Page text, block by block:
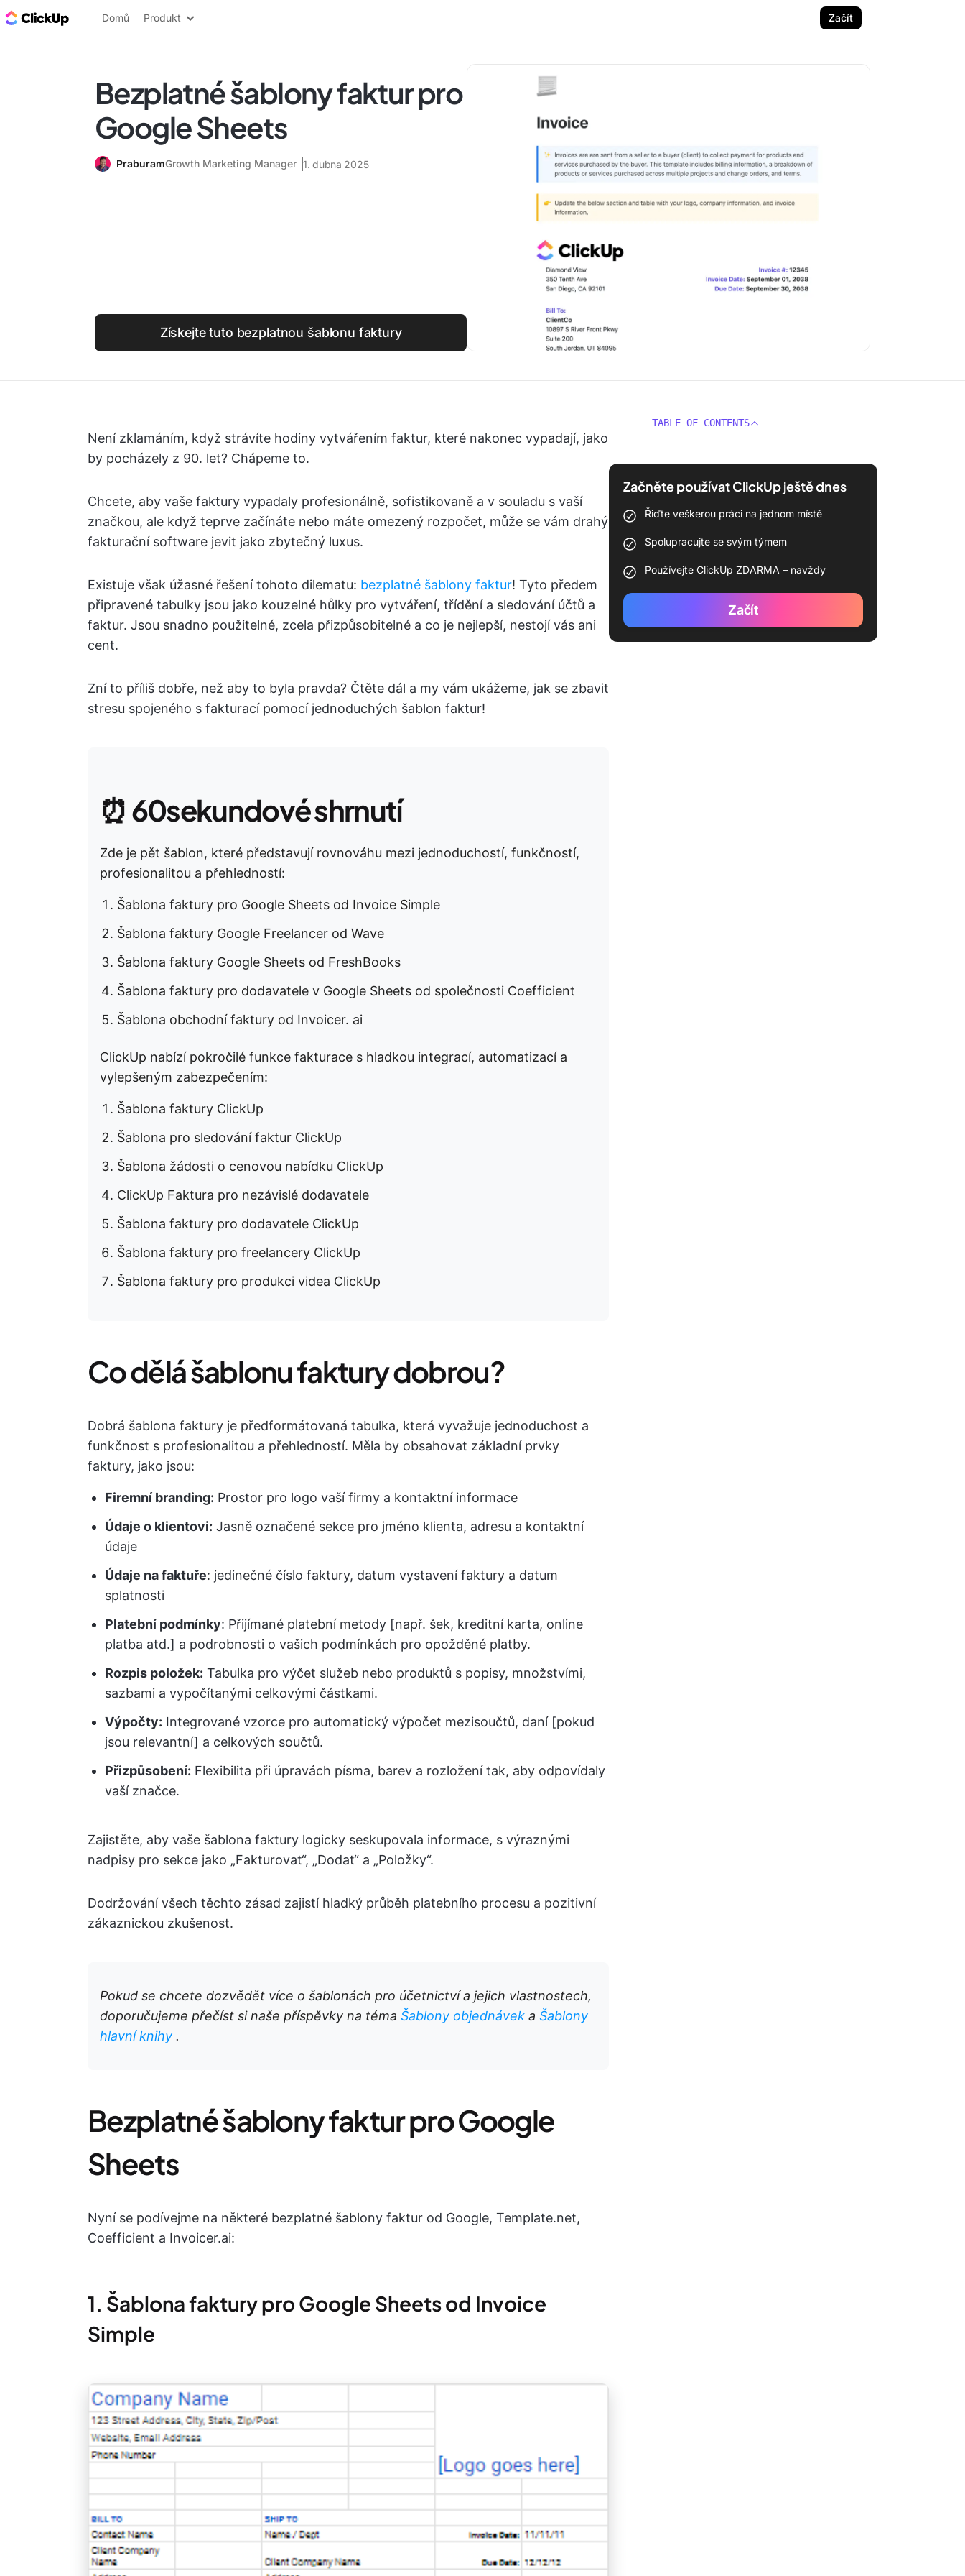
ClickUp blog
Domů Produkt Začít
Bezplatné šablony faktur pro
Google Sheets
PraburamGrowth Marketing Manager 1. dubna 2025
Získejte tuto bezplatnou šablonu faktury
Není zklamáním, když strávíte hodiny vytvářením faktur, které nakonec vypadají, jako
by pocházely z 90. let? Chápeme to.
Chcete, aby vaše faktury vypadaly profesionálně, sofistikovaně a v souladu s vaší
značkou, ale když teprve začínáte nebo máte omezený rozpočet, může se vám drahý
fakturační software jevit jako zbytečný luxus.
Existuje však úžasné řešení tohoto dilematu: bezplatné šablony faktur! Tyto předem
připravené tabulky jsou jako kouzelné hůlky pro vytváření, třídění a sledování účtů a
faktur. Jsou snadno použitelné, zcela přizpůsobitelné a co je nejlepší, nestojí vás ani
cent.
Zní to příliš dobře, než aby to byla pravda? Čtěte dál a my vám ukážeme, jak se zbavit
stresu spojeného s fakturací pomocí jednoduchých šablon faktur!
⏰60sekundové shrnutí
Zde je pět šablon, které představují rovnováhu mezi jednoduchostí, funkčností,
profesionalitou a přehledností:
Šablona faktury pro Google Sheets od Invoice Simple
Šablona faktury Google Freelancer od Wave
Šablona faktury Google Sheets od FreshBooks
Šablona faktury pro dodavatele v Google Sheets od společnosti Coefficient
Šablona obchodní faktury od Invoicer. ai
ClickUp nabízí pokročilé funkce fakturace s hladkou integrací, automatizací a
vylepšeným zabezpečením:
Šablona faktury ClickUp
Šablona pro sledování faktur ClickUp
Šablona žádosti o cenovou nabídku ClickUp
ClickUp Faktura pro nezávislé dodavatele
Šablona faktury pro dodavatele ClickUp
Šablona faktury pro freelancery ClickUp
Šablona faktury pro produkci videa ClickUp
Co dělá šablonu faktury dobrou?
Dobrá šablona faktury je předformátovaná tabulka, která vyvažuje jednoduchost a
funkčnost s profesionalitou a přehledností. Měla by obsahovat základní prvky
faktury, jako jsou:
Firemní branding: Prostor pro logo vaší firmy a kontaktní informace
Údaje o klientovi: Jasně označené sekce pro jméno klienta, adresu a kontaktní
údaje
Údaje na faktuře: jedinečné číslo faktury, datum vystavení faktury a datum
splatnosti
Platební podmínky: Přijímané platební metody [např. šek, kreditní karta, online
platba atd.] a podrobnosti o vašich podmínkách pro opožděné platby.
Rozpis položek: Tabulka pro výčet služeb nebo produktů s popisy, množstvími,
sazbami a vypočítanými celkovými částkami.
Výpočty: Integrované vzorce pro automatický výpočet mezisoučtů, daní [pokud
jsou relevantní] a celkových součtů.
Přizpůsobení: Flexibilita při úpravách písma, barev a rozložení tak, aby odpovídaly
vaší značce.
Zajistěte, aby vaše šablona faktury logicky seskupovala informace, s výraznými
nadpisy pro sekce jako „Fakturovat“, „Dodat“ a „Položky“.
Dodržování všech těchto zásad zajistí hladký průběh platebního procesu a pozitivní
zákaznickou zkušenost.
Pokud se chcete dozvědět více o šablonách pro účetnictví a jejich vlastnostech,
doporučujeme přečíst si naše příspěvky na téma Šablony objednávek a Šablony
hlavní knihy .
Bezplatné šablony faktur pro Google
Sheets
Nyní se podívejme na některé bezplatné šablony faktur od Google, Template.net,
Coefficient a Invoicer.ai:
1. Šablona faktury pro Google Sheets od Invoice
Simple
TABLE OF CONTENTS
Začněte používat ClickUp ještě dnes
Řiďte veškerou práci na jednom místě
Spolupracujte se svým týmem
Používejte ClickUp ZDARMA – navždy
Začít